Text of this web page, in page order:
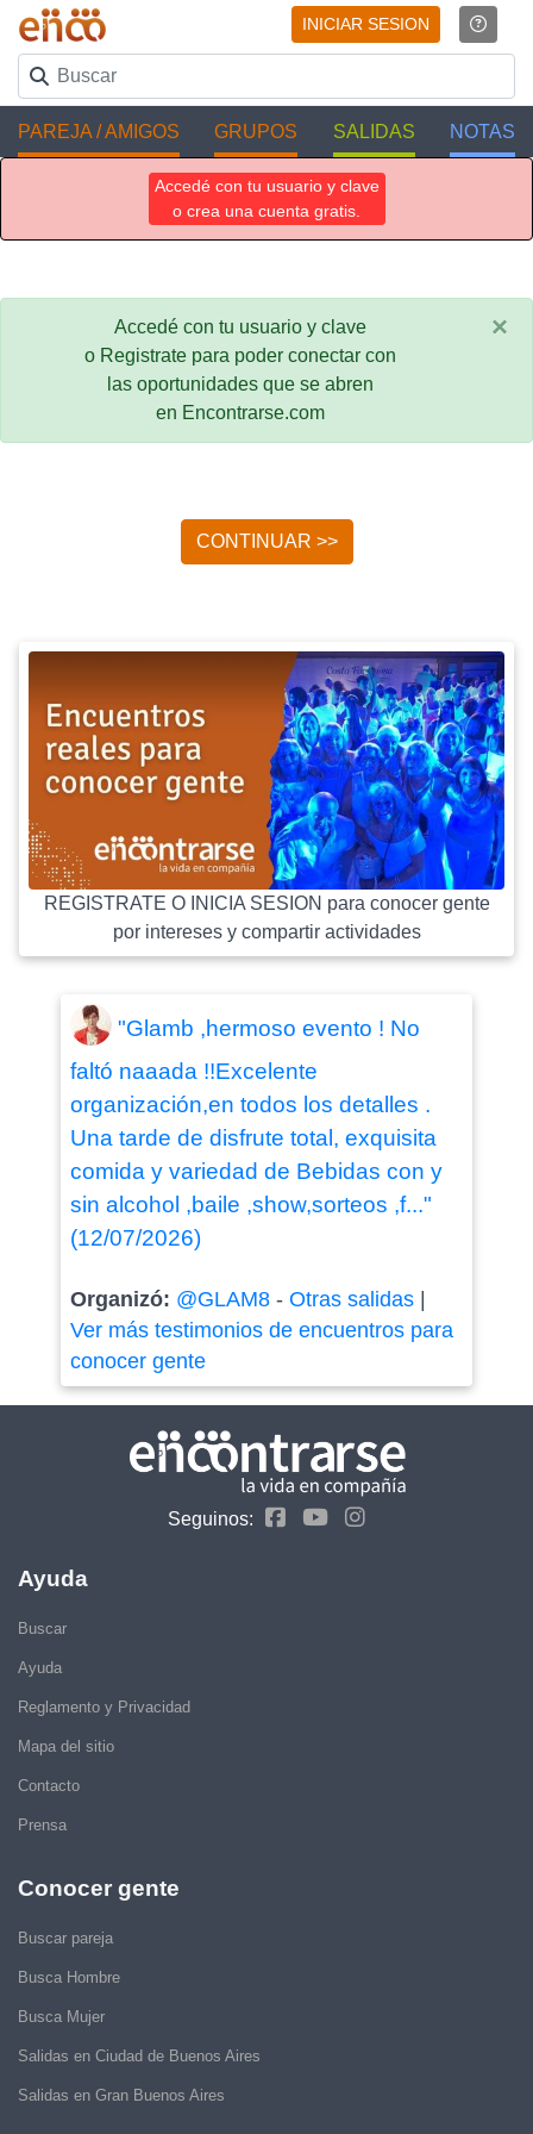
INICIAR SESION
PAREJA / AMIGOS GRUPOS SALIDAS NOTAS
Accedé con tu usuario y clave
o crea una cuenta gratis.
Accedé con tu usuario y clave
o Registrate para poder conectar con
las oportunidades que se abren
en Encontrarse.com
×
CONTINUAR >>
REGISTRATE O INICIA SESION para conocer gente
por intereses y compartir actividades
"Glamb ,hermoso evento ! No
faltó naaada !!Excelente
organización,en todos los detalles .
Una tarde de disfrute total, exquisita
comida y variedad de Bebidas con y
sin alcohol ,baile ,show,sorteos ,f..."
(12/07/2026)
Organizó: @GLAM8- Otras salidas|
Ver más testimonios de encuentros para
conocer gente
Seguinos:
Ayuda
Buscar
Ayuda
Reglamento y Privacidad
Mapa del sitio
Contacto
Prensa
Conocer gente
Buscar pareja
Busca Hombre
Busca Mujer
Salidas en Ciudad de Buenos Aires
Salidas en Gran Buenos Aires